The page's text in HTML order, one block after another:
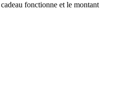
fonctionne et le montant